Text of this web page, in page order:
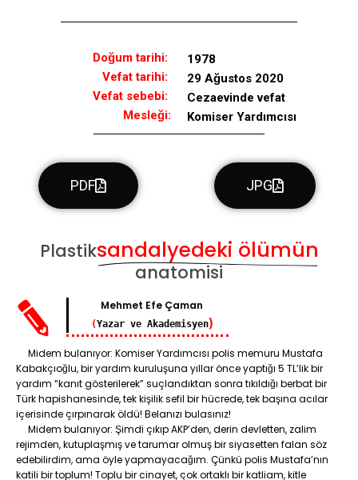
Doğum tarihi:
Vefat tarihi:
Vefat sebebi:
Mesleği:
1978
29 Ağustos 2020
Cezaevinde vefat
Komiser Yardımcısı
PDF JPG
Plastiksandalyedeki ölümün
anatomisi
Mehmet Efe Çaman
(Yazar ve Akademisyen)
Midem bulanıyor: Komiser Yardımcısı polis memuru Mustafa
Kabakçıoğlu, bir yardım kuruluşuna yıllar önce yaptığı 5 TL’lik bir
yardım “kanıt gösterilerek” suçlandıktan sonra tıkıldığı berbat bir
Türk hapishanesinde, tek kişilik sefil bir hücrede, tek başına acılar
içerisinde çırpınarak öldü! Belanızı bulasınız!
Midem bulanıyor: Şimdi çıkıp AKP’den, derin devletten, zalim
rejimden, kutuplaşmış ve tarumar olmuş bir siyasetten falan söz
edebilirdim, ama öyle yapmayacağım. Çünkü polis Mustafa’nın
katili bir toplum! Toplu bir cinayet, çok ortaklı bir katliam, kitle